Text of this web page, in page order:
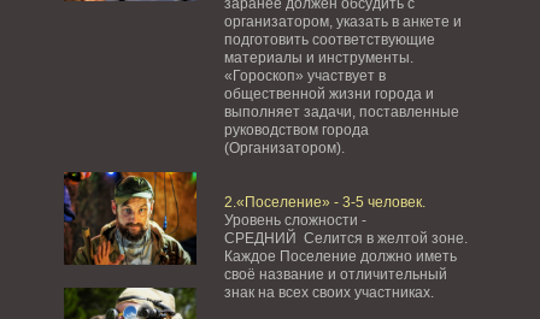
заранее должен обсудить с
организатором, указать в анкете и
подготовить соответствующие
материалы и инструменты.
«Гороскоп» участвует в
общественной жизни города и
выполняет задачи, поставленные
руководством города
(Организатором).
2.«Поселение» - 3-5 человек.
Уровень сложности -
СРЕДНИЙ Селится в желтой зоне.
Каждое Поселение должно иметь
своё название и отличительный
знак на всех своих участниках.